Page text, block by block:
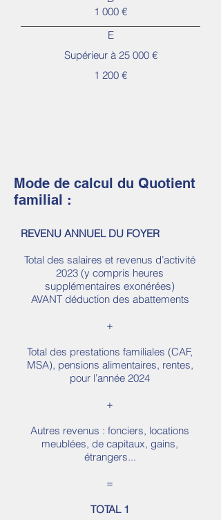
1 000 €
E
Supérieur à 25 000 €
1 200 €
Mode de calcul du Quotient
familial :
REVENU ANNUEL DU FOYER
Total des salaires et revenus d’activité
2023 (y compris heures
supplémentaires exonérées)
AVANT déduction des abattements
+
Total des prestations familiales (CAF,
MSA), pensions alimentaires, rentes,
pour l’année 2024
+
Autres revenus : fonciers, locations
meublées, de capitaux, gains,
étrangers...
=
TOTAL 1